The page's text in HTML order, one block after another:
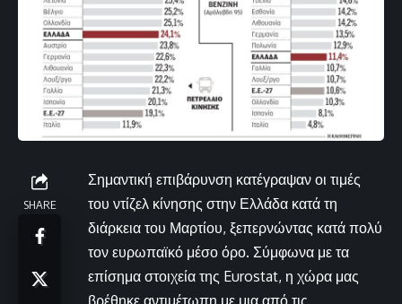
SHARE
Σημαντική επιβάρυνση κατέγραψαν οι τιμές
του ντίζελ κίνησης στην Ελλάδα κατά τη
διάρκεια του Μαρτίου, ξεπερνώντας κατά πολύ
τον ευρωπαϊκό μέσο όρο. Σύμφωνα με τα
επίσημα στοιχεία της Eurostat, η χώρα μας
βρέθηκε αντιμέτωπη με μια από τις